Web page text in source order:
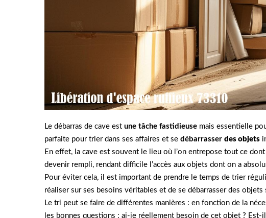
Le débarras de cave est une tâche fastidieuse mais essentielle
parfaite pour trier dans ses affaires et se débarrasser des objets
En effet, la cave est souvent le lieu où l’on entrepose tout ce
devenir rempli, rendant difficile l’accès aux objets dont on a
Pour éviter cela, il est important de prendre le temps de trier
réaliser sur ses besoins véritables et de se débarrasser des objets
Le tri peut se faire de différentes manières : en fonction de la
les bonnes questions : ai-je réellement besoin de cet objet ? Est-